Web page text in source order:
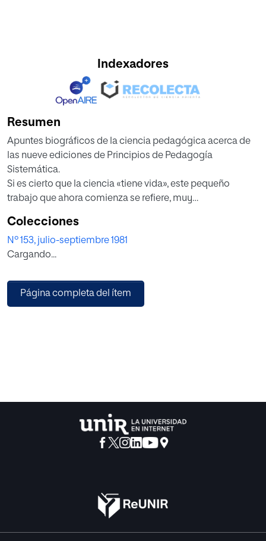
Indexadores
Resumen
Apuntes biográficos de la ciencia pedagógica acerca de
las nueve ediciones de Principios de Pedagogía
Sistemática.
Si es cierto que la ciencia «tiene vida», este pequeño
trabajo que ahora comienza se refiere, muy
de lo que se trata, aquí, es de someter a una labor de
análisis la obra Principios de Pedagogía Sistemática que
conoce, en este momento -Navidades de 1980- nueve
habrá de conocer una nueva, y puesta al día, edición.
Colecciones
Nº 153, julio-septiembre 1981
Cargando...
Página completa del ítem